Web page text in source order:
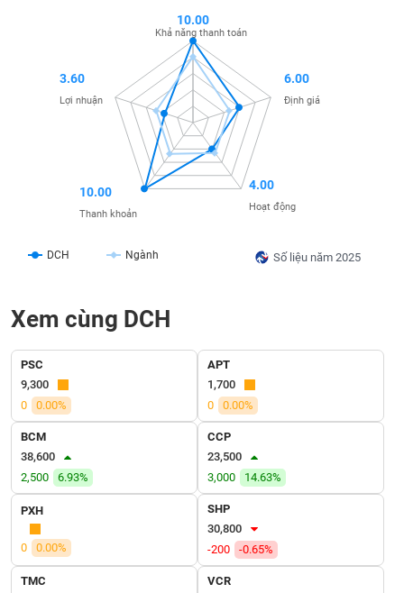
Số liệu năm 2025
DCH Ngành
10.00
Khả năng thanh toán
6.00
Định giá
4.00
Hoạt động
10.00
Thanh khoản
3.60
Lợi nhuận
Xem cùng DCH
PSC
9,300
0
0.00%
APT
1,700
0
0.00%
BCM
38,600
2,500
6.93%
CCP
23,500
3,000
14.63%
PXH
0 0.00%
SHP
30,800
-200
-0.65%
TMC
VCR
VỤ
THÔNG
TIỆN
ÍCH
BẤT
ĐỘNG